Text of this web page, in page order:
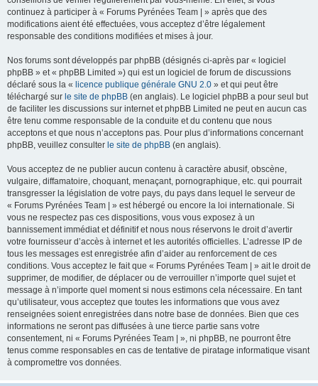
continuez à participer à « Forums Pyrénées Team | » après que des
modifications aient été effectuées, vous acceptez d’être légalement
responsable des conditions modifiées et mises à jour.
Nos forums sont développés par phpBB (désignés ci-après par « logiciel
phpBB » et « phpBB Limited ») qui est un logiciel de forum de discussions
déclaré sous la « licence publique générale GNU 2.0 » et qui peut être
téléchargé sur le site de phpBB (en anglais). Le logiciel phpBB a pour seul but
de faciliter les discussions sur internet et phpBB Limited ne peut en aucun cas
être tenu comme responsable de la conduite et du contenu que nous
acceptons et que nous n’acceptons pas. Pour plus d’informations concernant
phpBB, veuillez consulter le site de phpBB (en anglais).
Vous acceptez de ne publier aucun contenu à caractère abusif, obscène,
vulgaire, diffamatoire, choquant, menaçant, pornographique, etc. qui pourrait
transgresser la législation de votre pays, du pays dans lequel le serveur de
« Forums Pyrénées Team | » est hébergé ou encore la loi internationale. Si
vous ne respectez pas ces dispositions, vous vous exposez à un
bannissement immédiat et définitif et nous nous réservons le droit d’avertir
votre fournisseur d’accès à internet et les autorités officielles. L’adresse IP de
tous les messages est enregistrée afin d’aider au renforcement de ces
conditions. Vous acceptez le fait que « Forums Pyrénées Team | » ait le droit de
supprimer, de modifier, de déplacer ou de verrouiller n’importe quel sujet et
message à n’importe quel moment si nous estimons cela nécessaire. En tant
qu’utilisateur, vous acceptez que toutes les informations que vous avez
renseignées soient enregistrées dans notre base de données. Bien que ces
informations ne seront pas diffusées à une tierce partie sans votre
consentement, ni « Forums Pyrénées Team | », ni phpBB, ne pourront être
tenus comme responsables en cas de tentative de piratage informatique visant
à compromettre vos données.